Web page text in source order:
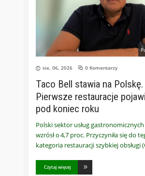
sie, 06, 2026 0 Komentarzy
Taco Bell stawia na Polskę.
Pierwsze restauracje
pod koniec roku
Polski sektor usług
wzrósł o 4,7 proc. Przyczyniła się do
kategoria restauracji szybkiej obsługi
Czytaj więcej